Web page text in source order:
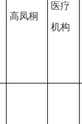
高凤桐
医疗
机构